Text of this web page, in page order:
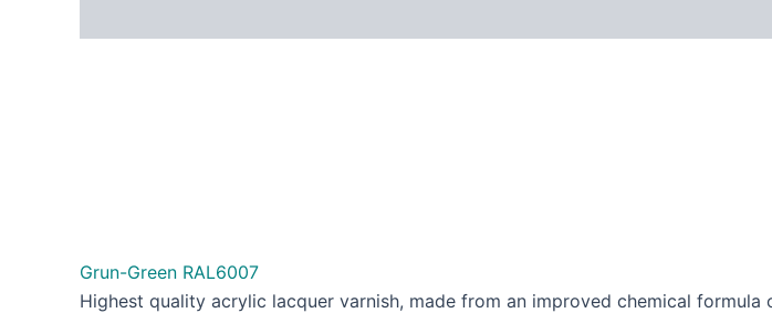
Grun-Green RAL6007
Highest quality acrylic lacquer varnish, made from an improved chemical